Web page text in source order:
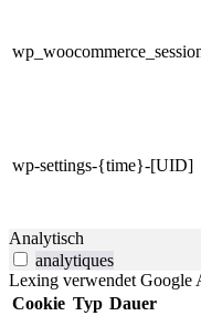
wp-settings-{time}-[UID]
Analytisch
analytiques
Lexing verwendet Google
Cookie Typ Dauer